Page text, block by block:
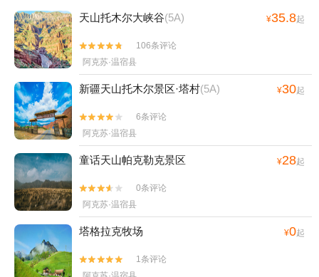
天山托木尔大峡谷(5A) ¥35.8起


106条评论
阿克苏·温宿县
新疆天山托木尔景区·塔村(5A) ¥30起


6条评论
阿克苏·温宿县
童话天山帕克勒克景区 ¥28起


0条评论
阿克苏·温宿县
塔格拉克牧场 ¥0起


1条评论